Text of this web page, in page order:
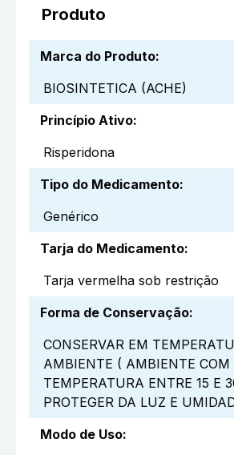
Produto
Marca do Produto:
BIOSINTETICA (ACHE)
Princípio Ativo:
Risperidona
Tipo do Medicamento:
Genérico
Tarja do Medicamento:
Tarja vermelha sob restrição
Forma de Conservação:
CONSERVAR EM
AMBIENTE ( AMBIENTE COM
TEMPERATURA ENTRE 15 E
PROTEGER DA LUZ E
Modo de Uso: